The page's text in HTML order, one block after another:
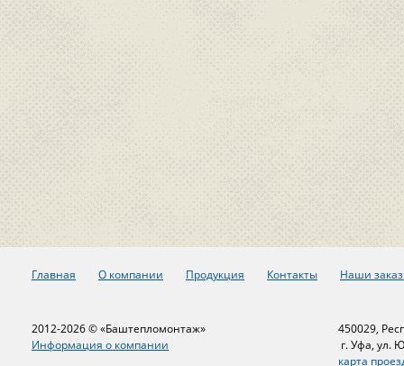
Главная О компании Продукция Контакты Наши
2012-2026 © «Баштепломонтаж»
Информация о компании
450029,
г. Уфа, ул.
карта